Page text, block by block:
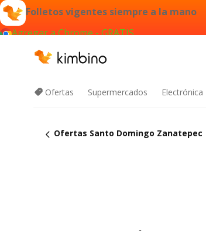
Folletos vigentes siempre a la mano
Agregar a Chrome - GRATIS
Ofertas Supermercados Electrónica
Ofertas Santo Domingo Zanatepec